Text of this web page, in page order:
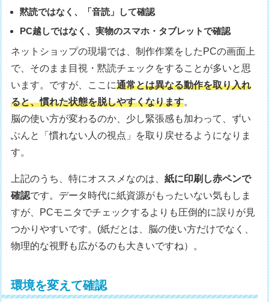
黙読ではなく、「音読」して確認
PC越しではなく、実物のスマホ・タブレットで確認
ネットショップの現場では、制作作業をしたPCの画面上
で、そのまま目視・黙読チェックをすることが多いと思
います。ですが、ここに通常とは異なる動作を取り入れ
ると、慣れた状態を脱しやすくなります。
脳の使い方が変わるのか、少し緊張感も加わって、ずい
ぶんと「慣れない人の視点」を取り戻せるようになりま
す。
上記のうち、特にオススメなのは、紙に印刷し赤ペンで
確認です。データ時代に紙資源がもったいない気もしま
すが、PCモニタでチェックするよりも圧倒的に誤りが見
つかりやすいです。(紙だとは、脳の使い方だけでなく、
物理的な視野も広がるのも大きいですね）。
環境を変えて確認